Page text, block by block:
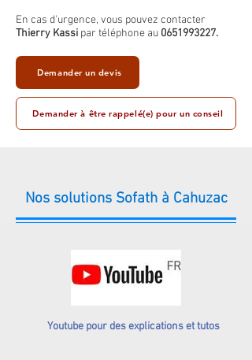
En cas d'urgence, vous pouvez contacter
Thierry Kassi par téléphone au 0651993227.
Demander un devis
Demander à être rappelé(e) pour un conseil
Nos solutions Sofath à Cahuzac
Youtube pour des explications et tutos